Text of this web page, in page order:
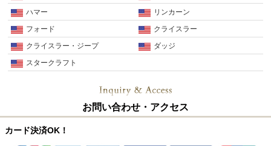
ハマー
リンカーン
フォード
クライスラー
クライスラー・ジープ
ダッジ
スタークラフト
お問い合わせ・アクセス
カード決済OK！